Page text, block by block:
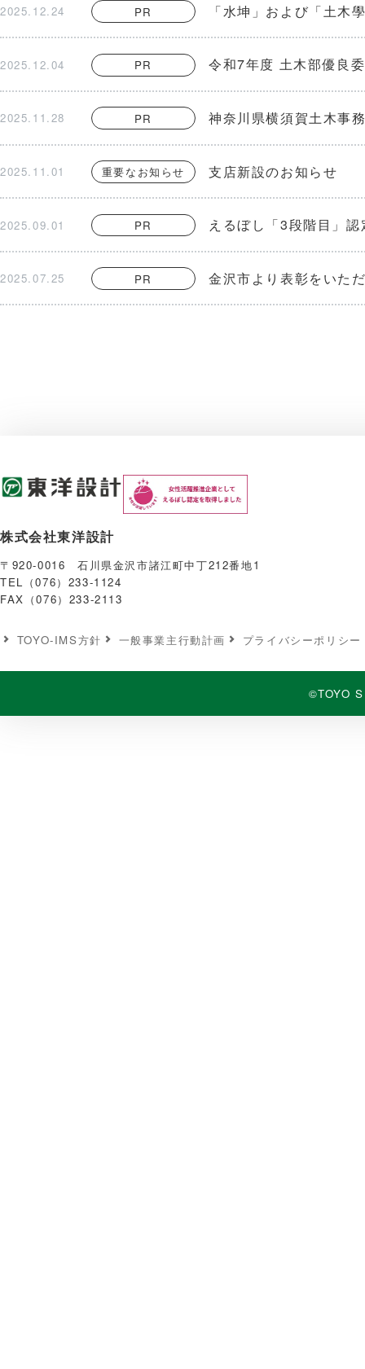
2025.12.24 PR 「水坤」および「土木
2025.12.04 PR 令和7年度 土木部優良
2025.11.28 PR 神奈川県横須賀土木事
2025.11.01 重要なお知らせ 支店新設のお知らせ
2025.09.01 PR えるぼし「3段階目」
2025.07.25 PR 金沢市より表彰をいた
株式会社東洋設計
〒920-0016 石川県金沢市諸江町中丁212番地1
TEL（076）233-1124
FAX（076）233-2113
TOYO-IMS⽅針 ⼀般事業主⾏動計画 プライバシーポリシー
©TOYO